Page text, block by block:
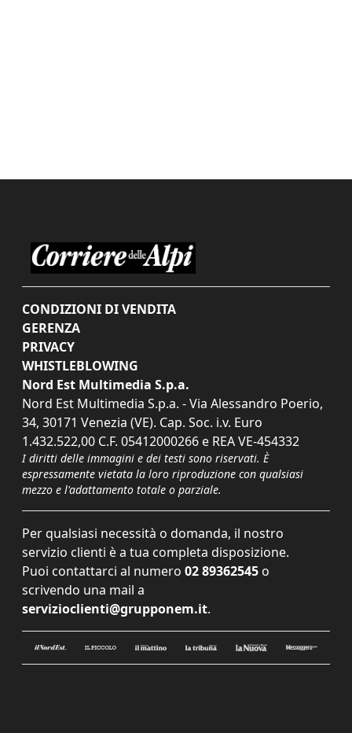
CONDIZIONI DI VENDITA
GERENZA
PRIVACY
WHISTLEBLOWING
Nord Est Multimedia S.p.a.
Nord Est Multimedia S.p.a. - Via Alessandro Poerio,
34, 30171 Venezia (VE). Cap. Soc. i.v. Euro
1.432.522,00 C.F. 05412000266 e REA VE-454332
I diritti delle immagini e dei testi sono riservati. È
espressamente vietata la loro riproduzione con qualsiasi
mezzo e l'adattamento totale o parziale.
Per qualsiasi necessità o domanda, il nostro
servizio clienti è a tua completa disposizione.
Puoi contattarci al numero 02 89362545 o
scrivendo una mail a
servizioclienti@grupponem.it.